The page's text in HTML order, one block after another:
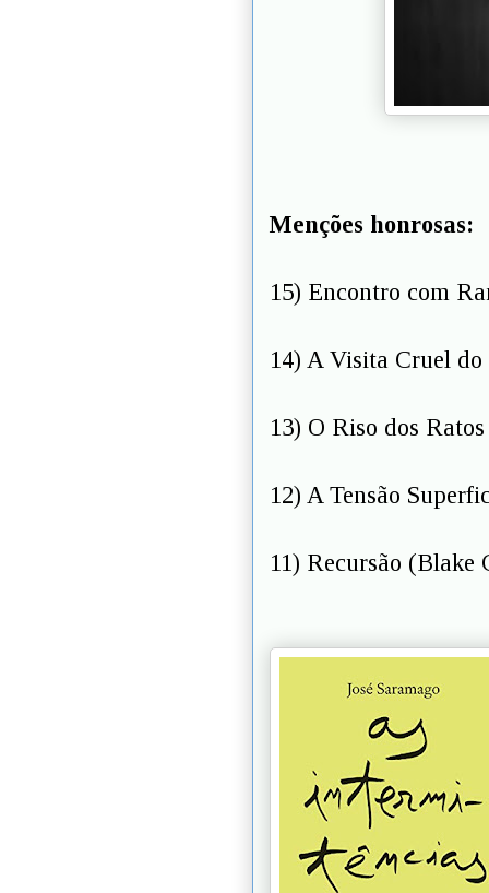
Menções honrosas:
15) Encontro com
14) A Visita Cruel
13) O Riso dos
12) A Tensão
11) Recursão (Blake